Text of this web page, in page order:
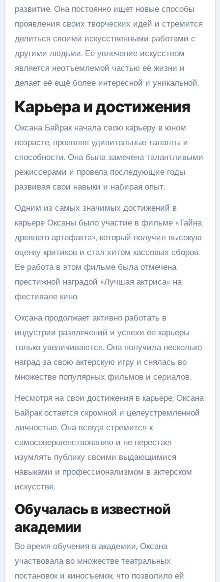
развитие. Она постоянно ищет новые способы
проявления своих творческих идей и стремится
делиться своими искусственными работами с
другими людьми. Её увлечение искусством
является неотъемлемой частью её жизни и
делает её ещё более интересной и уникальной.
Карьера и достижения
Оксана Байрак начала свою карьеру в юном
возрасте, проявляя удивительные таланты и
способности. Она была замечена талантливыми
режиссерами и провела последующие годы
развивая свои навыки и набирая опыт.
Одним из самых значимых достижений в
карьере Оксаны было участие в фильме «Тайна
древнего артефакта», который получил высокую
оценку критиков и стал хитом кассовых сборов.
Ее работа в этом фильме была отмечена
престижной наградой «Лучшая актриса» на
фестивале кино.
Оксана продолжает активно работать в
индустрии развлечений и успехи ее карьеры
только увеличиваются. Она получила несколько
наград за свою актерскую игру и снялась во
множестве популярных фильмов и сериалов.
Несмотря на свои достижения в карьере, Оксана
Байрак остается скромной и целеустремленной
личностью. Она всегда стремится к
самосовершенствованию и не перестает
изумлять публику своими выдающимися
навыками и профессионализмом в актерском
искусстве.
Обучалась в известной
академии
Во время обучения в академии, Оксана
участвовала во множестве театральных
постановок и киносъемок, что позволило ей